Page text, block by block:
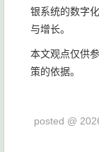
银系统的数字
与增长。
本文观点仅供
策的依据。
posted @